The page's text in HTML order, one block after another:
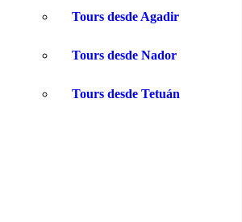
Tours desde Agadir
Tours desde Nador
Tours desde Tetuán